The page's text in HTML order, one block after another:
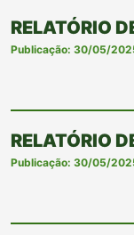
RELATÓRIO
Publicação: 30/05/
RELATÓRIO
Publicação: 30/05/